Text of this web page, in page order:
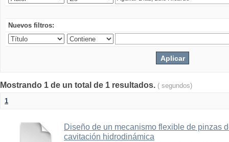
Nuevos filtros:
Mostrando 1 de un total de 1 resultados. ( segundos)
1
Diseño de un mecanismo flexible de pinzas
cavitación hidrodinámica